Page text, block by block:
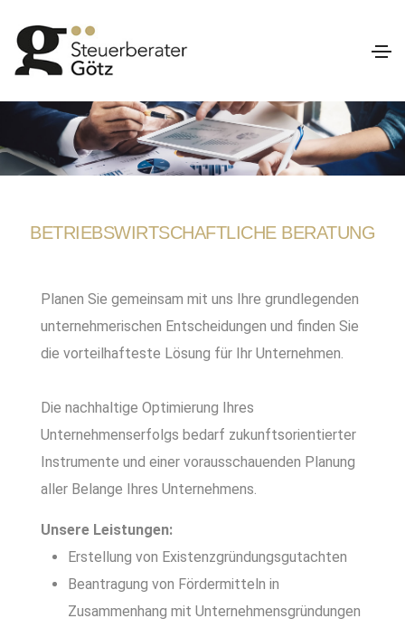
BETRIEBSWIRTSCHAFTLICHE BERATUNG
Planen Sie gemeinsam mit uns Ihre grundlegenden
unternehmerischen Entscheidungen und finden Sie
die vorteilhafteste Lösung für Ihr Unternehmen.
Die nachhaltige Optimierung Ihres
Unternehmenserfolgs bedarf zukunftsorientierter
Instrumente und einer vorausschauenden Planung
aller Belange Ihres Unternehmens.
Unsere Leistungen:
Erstellung von Existenzgründungsgutachten
Beantragung von Fördermitteln in
Zusammenhang mit Unternehmensgründungen